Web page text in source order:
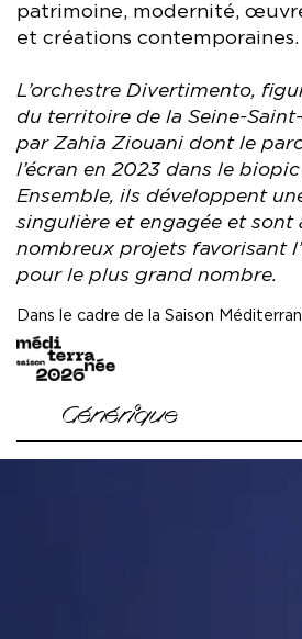
patrimoine, modernité,
et créations contemporaines.
L’orchestre Divertimento,
du territoire de la Seine-
par Zahia Ziouani dont le
l’écran en 2023 dans le
Ensemble, ils développent
singulière et engagée et sont
nombreux projets favorisant
pour le plus grand nombre.
Dans le cadre de la Saison
image
Générique